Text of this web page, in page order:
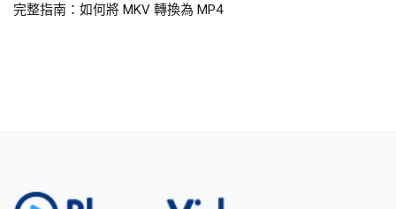
完整指南：如何將 MKV 轉換為 MP4